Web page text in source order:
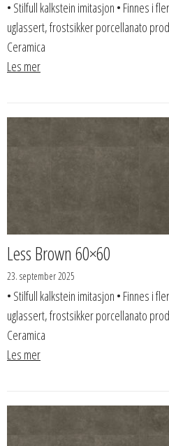
• Stilfull kalkstein imitasjon • Finnes i
uglassert, frostsikker porcellanato
Ceramica
Les mer
Less Brown 60×60
23. september 2025
• Stilfull kalkstein imitasjon • Finnes i
uglassert, frostsikker porcellanato
Ceramica
Les mer